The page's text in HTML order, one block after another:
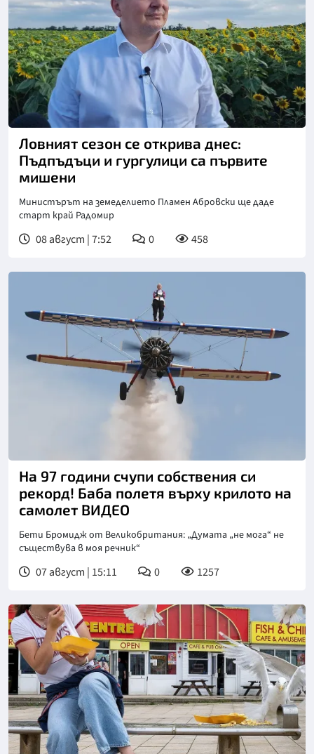
Снимка: БТА
Ловният сезон се открива днес:
Пъдпъдъци и гургулици са първите
мишени
Министърът на земеделието Пламен Абровски ще даде
старт край Радомир
08 август | 7:52 0 458
На 97 години счупи собствения си
рекорд! Баба полетя върху крилото на
самолет ВИДЕО
Бети Бромидж от Великобритания: „Думата „не мога“ не
съществува в моя речник“
07 август | 15:11 0 1257